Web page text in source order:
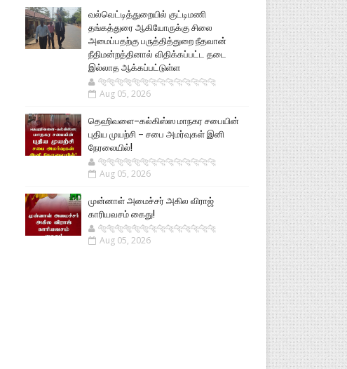
வல்வெட்டித்துறையில் குட்டிமணி
தங்கத்துரை ஆகியோருக்கு சிலை
அமைப்பதற்கு பருத்தித்துறை நீதவான்
நீதிமன்றத்தினால் விதிக்கப்பட்ட தடை
இல்லாத ஆக்கப்பட்டுள்ள
🐅🐅🐅🐅🐅🐅🐆🐆🐆🐆🐆🐆🐆🐆
Aug 05, 2026
தெஹிவளை–கல்கிஸ்ஸ மாநகர சபையின்
புதிய முயற்சி – சபை அமர்வுகள் இனி
நேரலையில்!
🐅🐅🐅🐅🐅🐅🐆🐆🐆🐆🐆🐆🐆🐆
Aug 05, 2026
முன்னாள் அமைச்சர் அகில விராஜ்
காரியவசம் கைது!
🐅🐅🐅🐅🐅🐅🐆🐆🐆🐆🐆🐆🐆🐆
Aug 05, 2026